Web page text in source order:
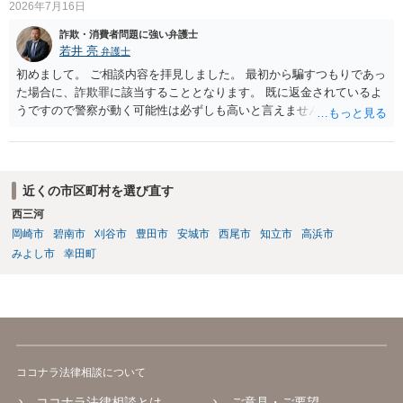
2026年7月16日
詐欺・消費者問題に強い弁護士
若井 亮 弁護士
初めまして。 ご相談内容を拝見しました。 最初から騙すつもりであっ
た場合に、詐欺罪に該当することとなります。 既に返金されているよ
うですので警察が動く可能性は必ずしも高いと言えませんが、万が
であったが、途中で怖くなり辞退したうえで返金した、とご説明いた
近くの市区町村を選び直す
西三河
岡崎市
碧南市 刈谷市 豊田市 安城市 西尾市 知立市
高浜市
みよし市
幸田町
ココナラ法律相談について